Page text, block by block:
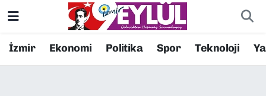
İzmir Ekonomi Politika Spor Teknoloji
Resmi İlanlar
Konak Nöbetçi Eczaneler